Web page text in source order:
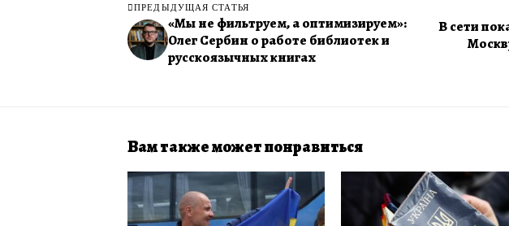
ПРЕДЫДУЩАЯ СТАТЬЯ
«Мы не фильтруем, а оптимизируем»:
Олег Сербин о работе библиотек и
русскоязычных книгах
В сети
Вам также может понравиться